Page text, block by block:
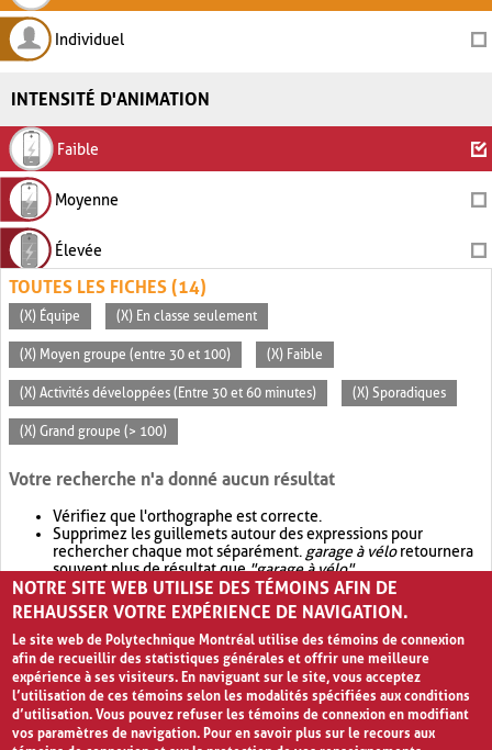
Individuel
INTENSITÉ D'ANIMATION
Faible
Moyenne
Élevée
TOUTES LES FICHES (14)
(X) Équipe (X) En classe seulement
(X) Moyen groupe (entre 30 et 100) (X) Faible
(X) Activités développées (Entre 30 et 60 minutes) (X) Sporadiques
(X) Grand groupe (> 100)
Votre recherche n'a donné aucun résultat
Vérifiez que l'orthographe est correcte.
Supprimez les guillemets autour des expressions pour
rechercher chaque mot séparément. garage à véloretournera
souvent plus de résultat que"garage à vélo".
Envisagez d'élargir votre recherche avec OR.garage OR vélo
retournera souvent plus de résultat quegarage à vélo
NOTRE SITE WEB UTILISE DES TÉMOINS AFIN DE
REHAUSSER VOTRE EXPÉRIENCE DE NAVIGATION.
Le site web de Polytechnique Montréal utilise des témoins de connexion
afin de recueillir des statistiques générales et offrir une meilleure
expérience à ses visiteurs. En naviguant sur le site, vous acceptez
l’utilisation de ces témoins selon les modalités spécifiées aux conditions
d’utilisation. Vous pouvez refuser les témoins de connexion en modifiant
vos paramètres de navigation. Pour en savoir plus sur le recours aux